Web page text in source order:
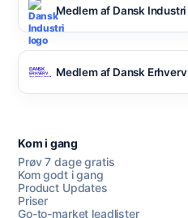
Medlem af Dansk Industri
Medlem af Dansk Erhverv
Kom i gang
Prøv 7 dage gratis
Kom godt i gang
Product Updates
Priser
Go-to-market leadlister